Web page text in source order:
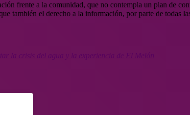
frente a la comunidad, que no contempla un plan de
también el derecho a la información, por parte de todas
la crisis del agua y la experiencia de El Melón